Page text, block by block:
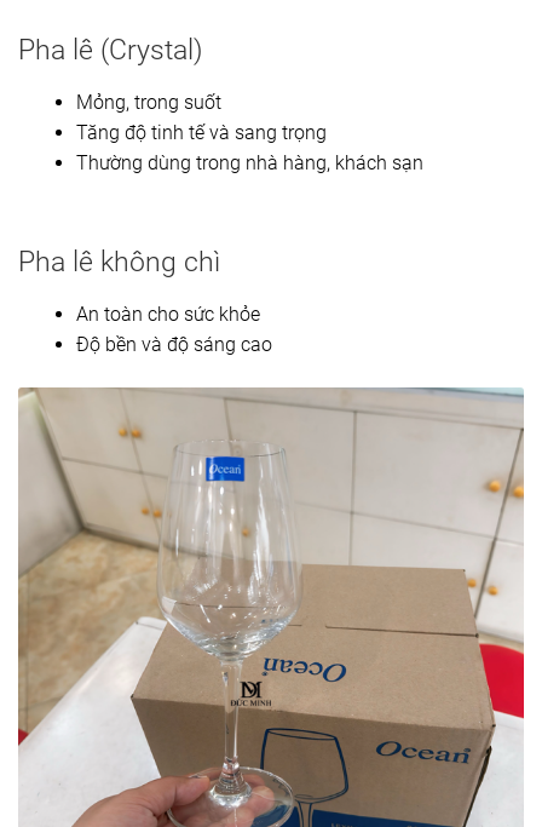
Pha lê (Crystal)
Mỏng, trong suốt
Tăng độ tinh tế và sang trọng
Thường dùng trong nhà hàng, khách sạn
Pha lê không chì
An toàn cho sức khỏe
Độ bền và độ sáng cao